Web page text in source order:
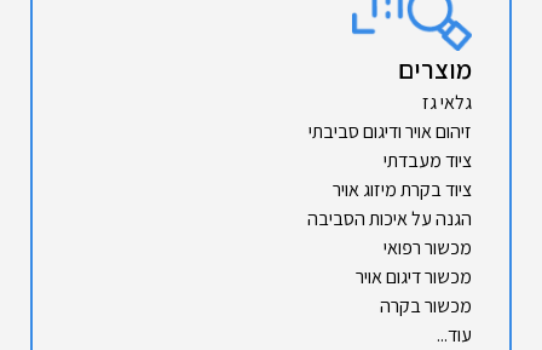
מוצרים
גלאי גז
זיהום אויר ודיגום סביבתי
ציוד מעבדתי
ציוד בקרת מיזוג אויר
הגנה על איכות הסביבה
מכשור רפואי
מכשור דיגום אויר
מכשור בקרה
עוד...